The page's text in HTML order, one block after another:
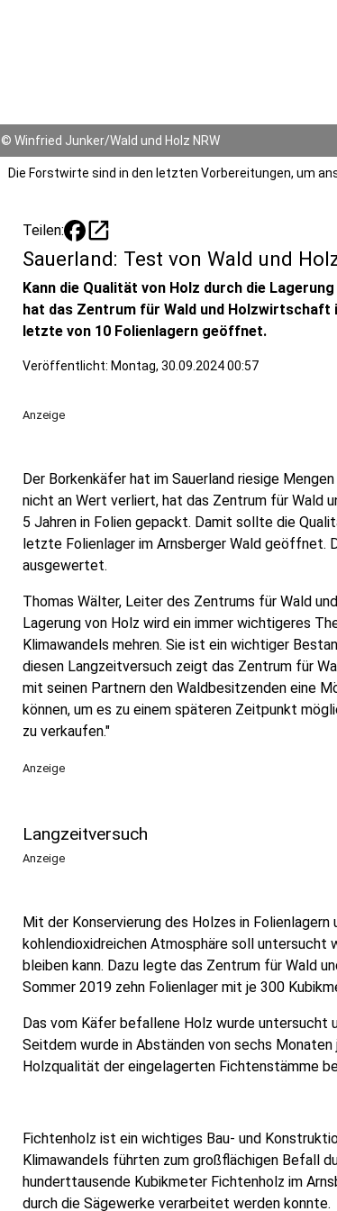
© Winfried Junker/Wald und Holz NRW
Die Forstwirte sind in den letzten Vorbereitungen, um
Teilen: open_in_new
Sauerland: Test von Wald und
Kann die Qualität von Holz durch die
hat das Zentrum für Wald und
letzte von 10 Folienlagern geöffnet.
Veröffentlicht: Montag, 30.09.2024 00:57
Anzeige
Der Borkenkäfer hat im Sauerland riesige
nicht an Wert verliert, hat das Zentrum für Wald
5 Jahren in Folien gepackt. Damit sollte die
letzte Folienlager im Arnsberger Wald geöffnet.
ausgewertet.
Thomas Wälter, Leiter des Zentrums für Wald
Lagerung von Holz wird ein immer wichtigeres
Klimawandels mehren. Sie ist ein wichtiger
diesen Langzeitversuch zeigt das Zentrum für
mit seinen Partnern den Waldbesitzenden eine
können, um es zu einem späteren Zeitpunkt
zu verkaufen."
Anzeige
Langzeitversuch
Anzeige
Mit der Konservierung des Holzes in
kohlendioxidreichen Atmosphäre soll untersucht
bleiben kann. Dazu legte das Zentrum für Wald
Sommer 2019 zehn Folienlager mit je 300
Das vom Käfer befallene Holz wurde
Seitdem wurde in Abständen von sechs
Holzqualität der eingelagerten Fichtenstämme
Fichtenholz ist ein wichtiges Bau- und
Klimawandels führten zum großflächigen Befall
hunderttausende Kubikmeter Fichtenholz im
durch die Sägewerke verarbeitet werden konnte.